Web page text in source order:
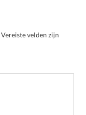
Vereiste velden zijn